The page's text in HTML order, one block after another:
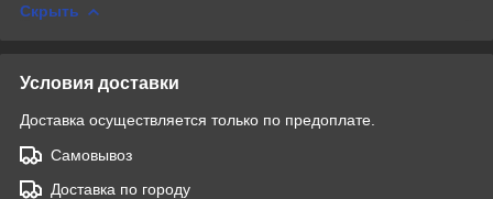
Скрыть
Условия доставки
Доставка осуществляется только по предоплате.
Самовывоз
Доставка по городу